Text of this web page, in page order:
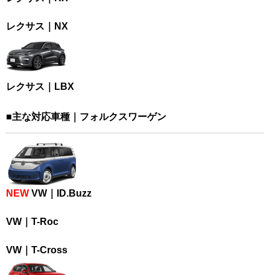
レクサス｜NX
レクサス｜LBX
■主な対応車種｜フォルクスワーゲン
NEW VW｜ID.Buzz
VW｜T-Roc
VW｜T-Cross